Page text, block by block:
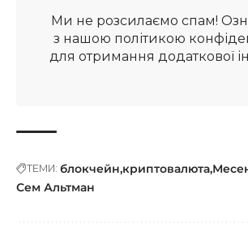
Ми не розсилаємо спам!
з нашою політикою
для отримання додаткової
ТЕМИ: блокчейн криптовалюта
Сем Альтман